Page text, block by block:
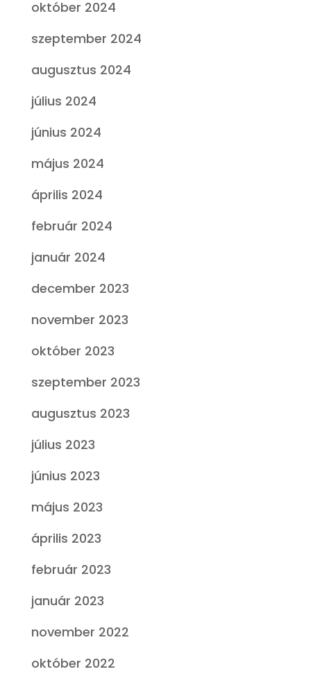
október 2024
szeptember 2024
augusztus 2024
július 2024
június 2024
május 2024
április 2024
február 2024
január 2024
december 2023
november 2023
október 2023
szeptember 2023
augusztus 2023
július 2023
június 2023
május 2023
április 2023
február 2023
január 2023
november 2022
október 2022